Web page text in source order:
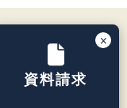
資料請求